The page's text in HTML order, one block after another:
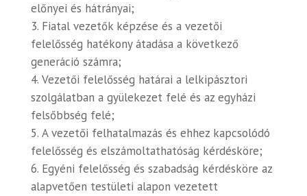
előnyei és hátrányai;
Fiatal vezetők képzése és a vezetői
felelősség hatékony átadása a következő
generáció számra;
Vezetői felelősség határai a lelkipásztori
szolgálatban a gyülekezet felé és az egyházi
felsőbbség felé;
A vezetői felhatalmazás és ehhez kapcsolódó
felelősség és elszámoltathatóság kérdésköre;
Egyéni felelősség és szabadság kérdésköre az
alapvetően testületi alapon vezetett